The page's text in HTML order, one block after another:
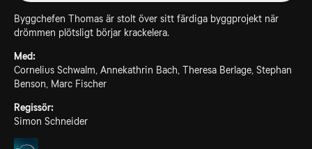
Byggchefen Thomas är stolt över sitt färdiga byggprojekt när
drömmen plötsligt börjar krackelera.
Med:
Cornelius Schwalm, Annekathrin Bach, Theresa Berlage, Stephan
Benson, Marc Fischer
Regissör:
Simon Schneider